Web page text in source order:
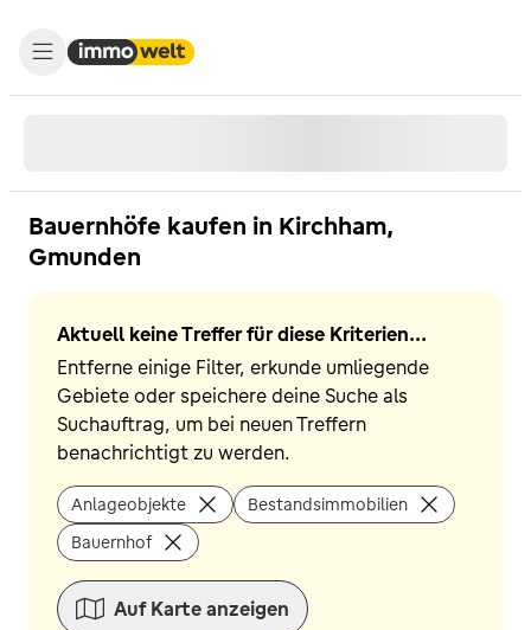
Bauernhöfe kaufen in Kirchham,
Gmunden
Aktuell keine Treffer für diese Kriterien...
Entferne einige Filter, erkunde umliegende
Gebiete oder speichere deine Suche als
Suchauftrag, um bei neuen Treffern
benachrichtigt zu werden.
Anlageobjekte
Bestandsimmobilien
Bauernhof
Auf Karte anzeigen